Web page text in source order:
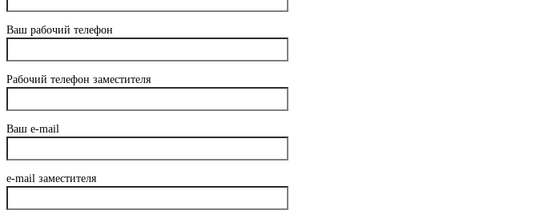
Ваш рабочий телефон
Рабочий телефон заместителя
Ваш e-mail
e-mail заместителя